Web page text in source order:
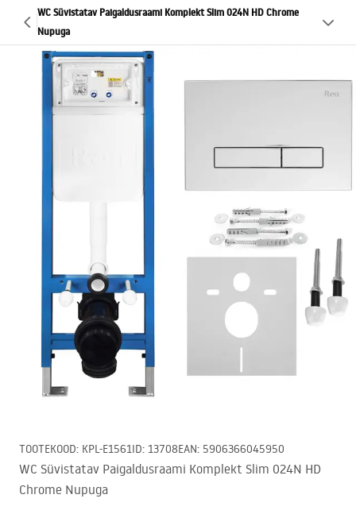
WC Süvistatav Paigaldusraami Komplekt Slim 024N HD Chrome
Nupuga
TOOTEKOOD: KPL-E1561ID: 13708EAN: 5906366045950
WC Süvistatav Paigaldusraami Komplekt Slim 024N HD
Chrome Nupuga